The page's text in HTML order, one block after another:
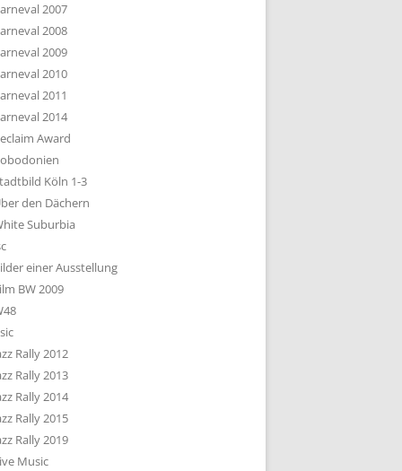
2007
2008
2009
2010
2011
2014
Award
Köln 1-3
den Dächern
Suburbia
einer Ausstellung
BW 2009
Rally 2012
Rally 2013
Rally 2014
Rally 2015
Rally 2019
Music